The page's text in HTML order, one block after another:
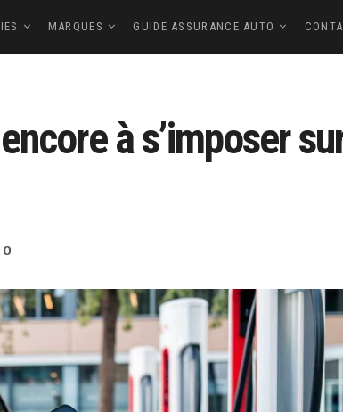
MARQUES GUIDE ASSURANCE AUTO
à s’imposer
0